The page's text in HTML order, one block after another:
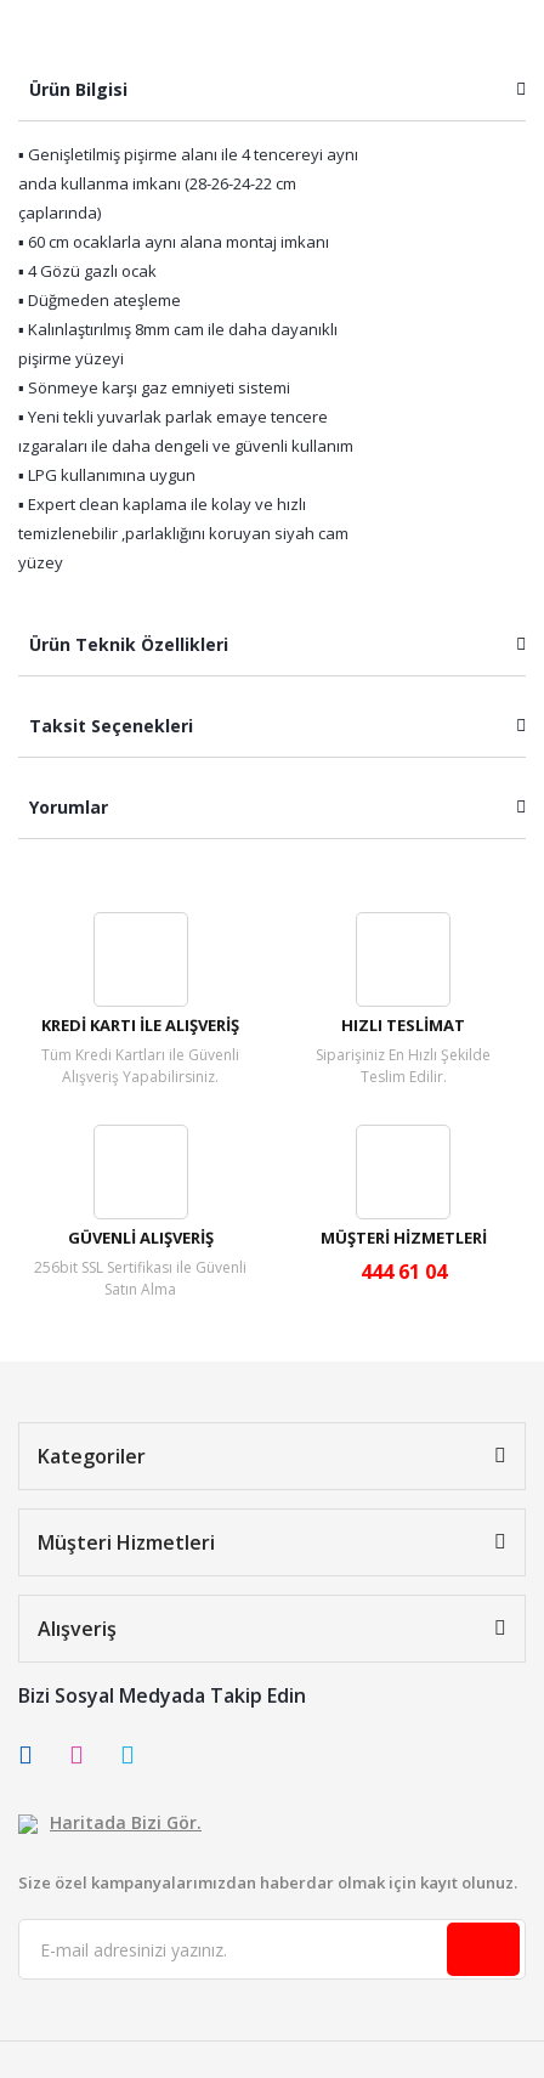
Ürün Bilgisi
▪ Genişletilmiş pişirme alanı ile 4 tencereyi aynı
anda kullanma imkanı (28-26-24-22 cm
çaplarında)
▪ 60 cm ocaklarla aynı alana montaj imkanı
▪ 4 Gözü gazlı ocak
▪ Düğmeden ateşleme
▪ Kalınlaştırılmış 8mm cam ile daha dayanıklı
pişirme yüzeyi
▪ Sönmeye karşı gaz emniyeti sistemi
▪ Yeni tekli yuvarlak parlak emaye tencere
ızgaraları ile daha dengeli ve güvenli kullanım
▪ LPG kullanımına uygun
▪ Expert clean kaplama ile kolay ve hızlı
temizlenebilir ,parlaklığını koruyan siyah cam
yüzey
Ürün Teknik Özellikleri
Taksit Seçenekleri
Yorumlar
KREDİ KARTI İLE ALIŞVERİŞ
Tüm Kredi Kartları ile Güvenli
Alışveriş Yapabilirsiniz.
HIZLI TESLİMAT
Siparişiniz En Hızlı Şekilde
Teslim Edilir.
GÜVENLİ ALIŞVERİŞ
256bit SSL Sertifikası ile Güvenli
Satın Alma
MÜŞTERİ HİZMETLERİ
444 61 04
Kategoriler
Müşteri Hizmetleri
Alışveriş
Bizi Sosyal Medyada Takip Edin
Haritada Bizi Gör.
Size özel kampanyalarımızdan haberdar olmak için kayıt olunuz.